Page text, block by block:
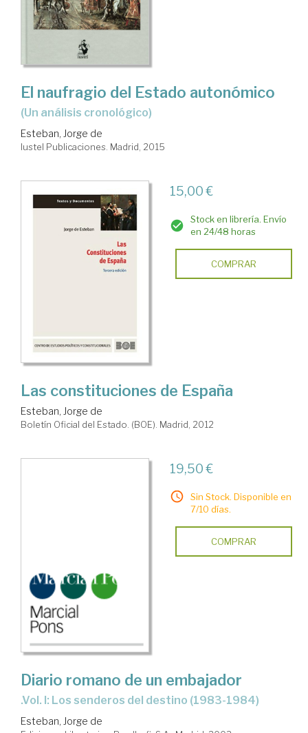
El naufragio del Estado autonómico
(un análisis cronológico)
Esteban, Jorge de
Iustel Publicaciones. Madrid, 2015
15,00 €
Stock en librería. Envío
en 24/48 horas
COMPRAR
Las constituciones de España
Esteban, Jorge de
Boletín Oficial del Estado. (BOE). Madrid, 2012
19,50 €
Sin Stock. Disponible en
7/10 días.
COMPRAR
Diario romano de un embajador
.Vol. I: Los senderos del destino (1983-1984)
Esteban, Jorge de